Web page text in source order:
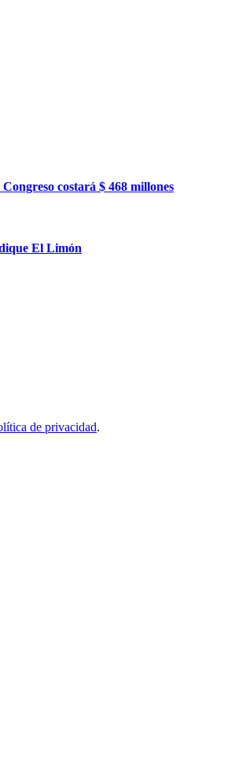
costará $ 468 millones
El Limón
de privacidad.